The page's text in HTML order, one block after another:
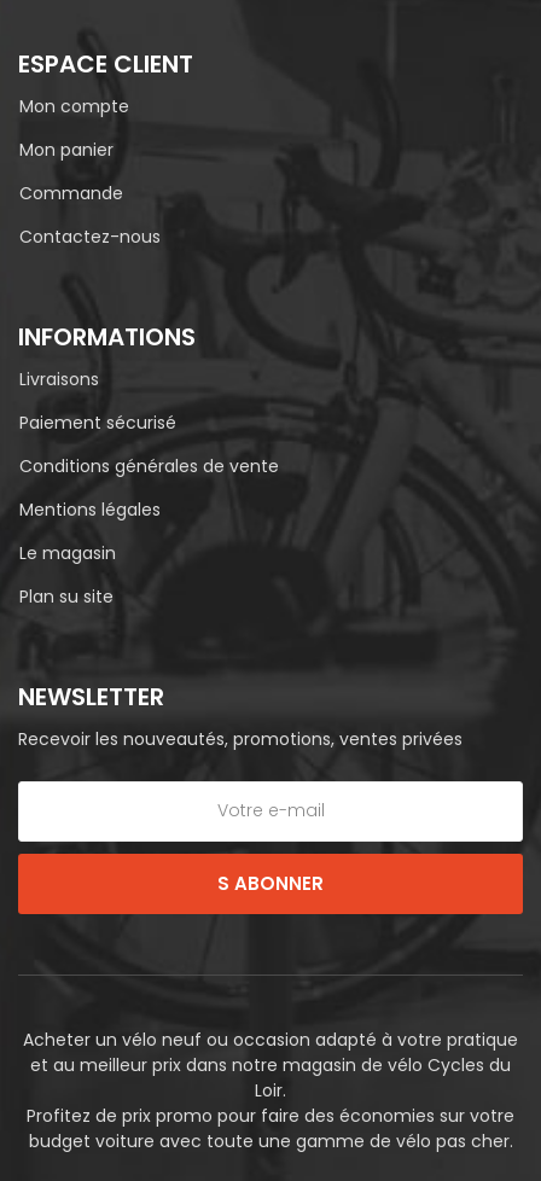
ESPACE CLIENT
Mon compte
Mon panier
Commande
Contactez-nous
INFORMATIONS
Livraisons
Paiement sécurisé
Conditions générales de vente
Mentions légales
Le magasin
Plan su site
NEWSLETTER
Recevoir les nouveautés, promotions, ventes privées
S ABONNER
Acheter un vélo neuf ou occasion adapté à votre pratique
et au meilleur prix dans notre magasin de vélo Cycles du
Loir.
Profitez de prix promo pour faire des économies sur votre
budget voiture avec toute une gamme de vélo pas cher.